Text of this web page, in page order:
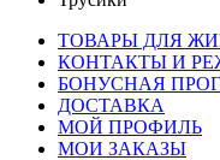
ТОВАРЫ ДЛЯ
КОНТАКТЫ И
БОНУСНАЯ
ДОСТАВКА
МОЙ ПРОФИЛЬ
МОИ ЗАКАЗЫ